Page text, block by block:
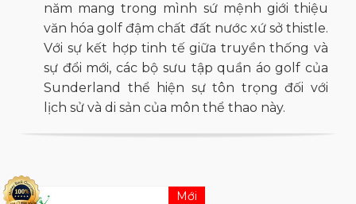
năm mang trong mình sứ mệnh giới thiệu
văn hóa golf đậm chất đất nước xứ sở thistle.
Với sự kết hợp tinh tế giữa truyền thống và
sự đổi mới, các bộ sưu tập quần áo golf của
Sunderland thể hiện sự tôn trọng đối với
lịch sử và di sản của môn thể thao này.
Mới